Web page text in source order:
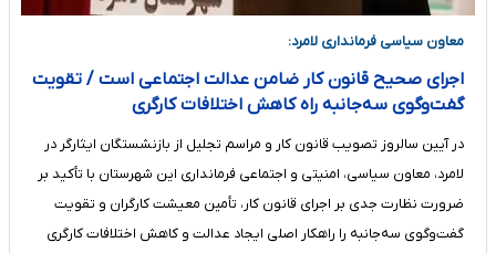
معاون سیاسی فرمانداری لامرد:
اجرای صحیح قانون کار ضامن عدالت اجتماعی است / تقویت
گفت‌وگوی سه‌جانبه راه کاهش اختلافات کارگری
در آیین سالروز تصویب قانون کار و مراسم تجلیل از بازنشستگان ایثارگر در
لامرد، معاون سیاسی، امنیتی و اجتماعی فرمانداری این شهرستان با تأکید بر
ضرورت نظارت جدی بر اجرای قانون کار، تأمین معیشت کارگران و تقویت
گفت‌وگوی سه‌جانبه را راهکار اصلی ایجاد عدالت و کاهش اختلافات کارگری